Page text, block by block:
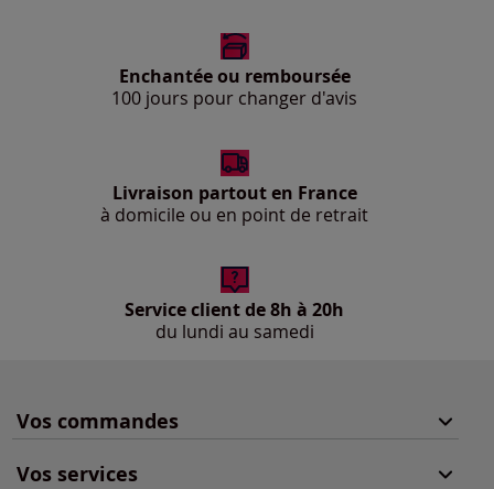
Enchantée ou remboursée
100 jours pour changer d'avis
Livraison partout en France
à domicile ou en point de retrait
Service client de 8h à 20h
du lundi au samedi
Vos commandes
Vos services